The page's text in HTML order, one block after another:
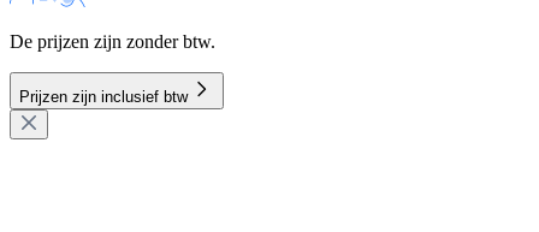
De prijzen zijn zonder btw.
Prijzen zijn inclusief btw